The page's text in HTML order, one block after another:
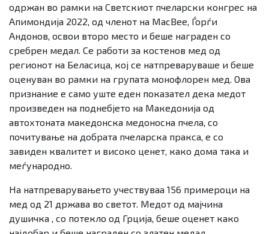
одржан во рамки на Светскиот пчеларски конгрес на
Апимондија 2022, од членот на MacBee, Ѓорѓи
Андонов, освои второ место и беше награден со
сребрен медал. Се работи за костенов мед од
регионот на Беласица, кој се натпреваруваше и беше
оценуван во рамки на групата монофлорен мед. Ова
признание е само уште еден показател дека медот
произведен на поднебјето на Македонија од
автохтоната македонска медоносна пчела, со
почитување на добрата пчеларска пракса, е со
завиден квалитет и високо ценет, како дома така и
меѓународно.
На натпреварувањето учествуваа 156 примероци на
мед од 21 држава во светот. Медот од мајчина
душичка , со потекло од Грција, беше оценет како